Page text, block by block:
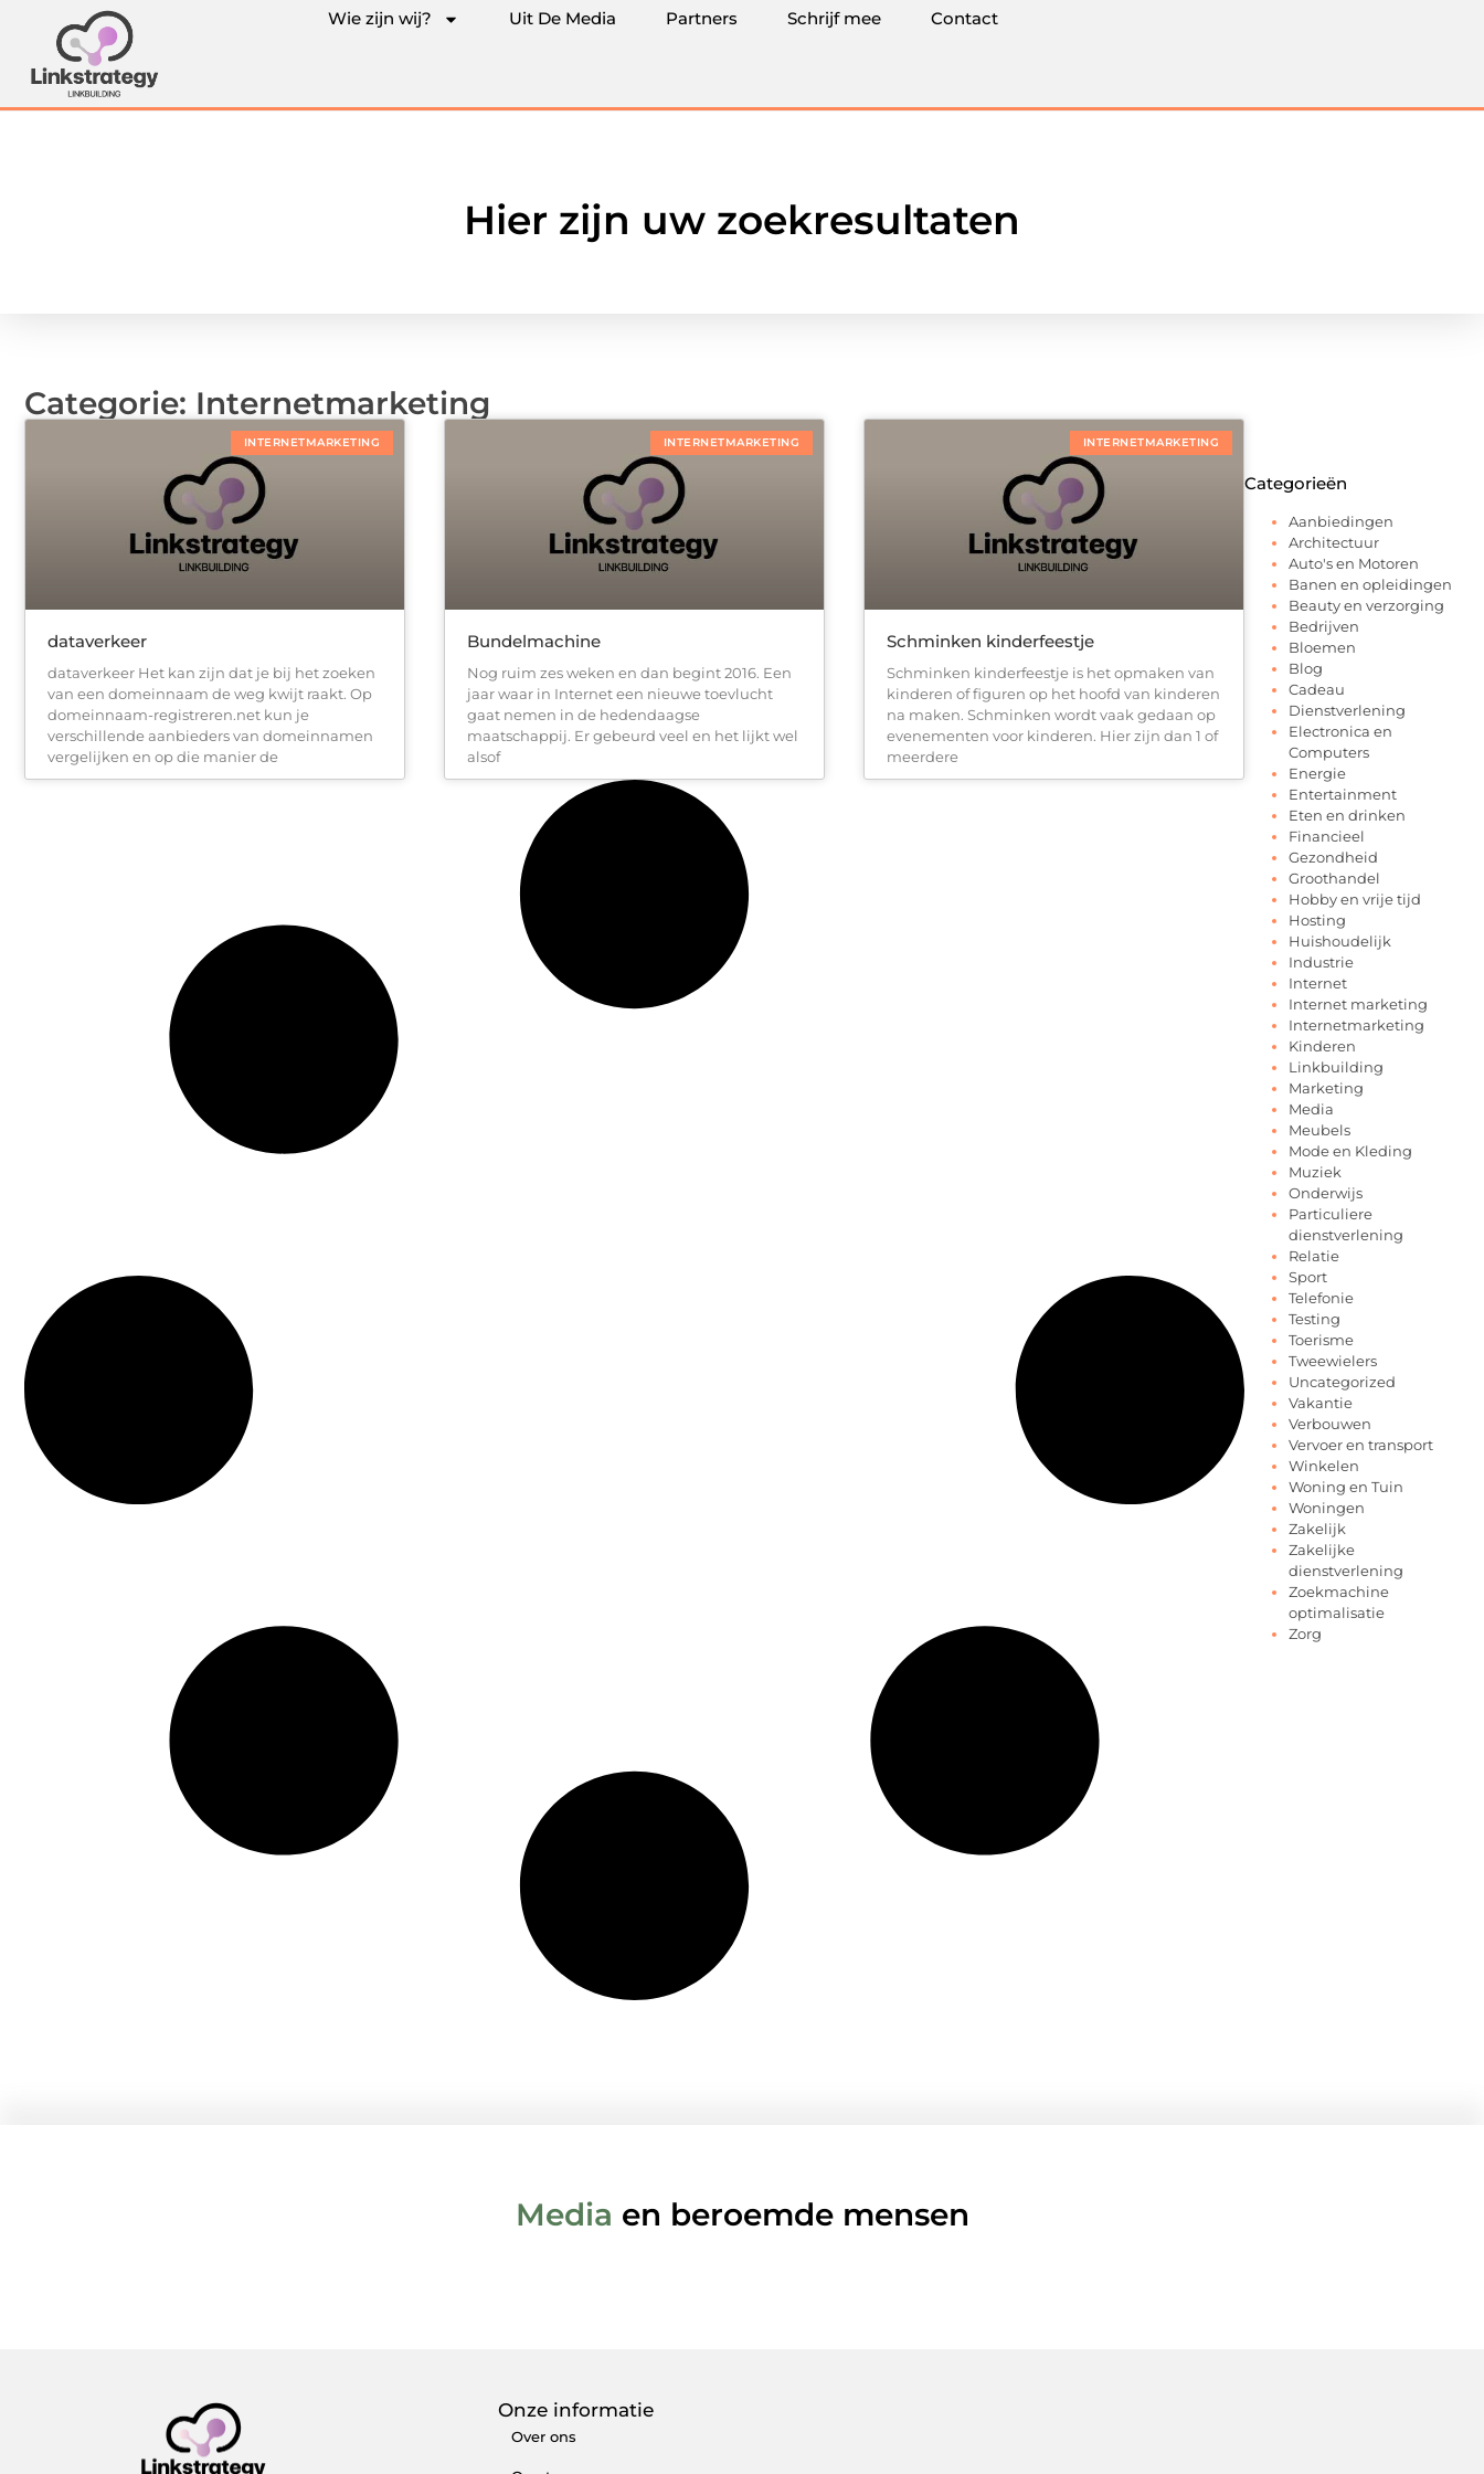
Wie zijn wij? Uit De Media Partners Schrijf mee Contact
Hier zijn uw zoekresultaten
Categorie: Internetmarketing
INTERNETMARKETING
dataverkeer
dataverkeer Het kan zijn dat je bij het zoeken
van een domeinnaam de weg kwijt raakt. Op
domeinnaam-registreren.net kun je
verschillende aanbieders van domeinnamen
vergelijken en op die manier de
INTERNETMARKETING
Bundelmachine
Nog ruim zes weken en dan begint 2016. Een
jaar waar in Internet een nieuwe toevlucht
gaat nemen in de hedendaagse
maatschappij. Er gebeurd veel en het lijkt wel
alsof
INTERNETMARKETING
Schminken kinderfeestje
Schminken kinderfeestje is het opmaken van
kinderen of figuren op het hoofd van kinderen
na maken. Schminken wordt vaak gedaan op
evenementen voor kinderen. Hier zijn dan 1 of
meerdere
Categorieën
Aanbiedingen
Architectuur
Auto's en Motoren
Banen en opleidingen
Beauty en verzorging
Bedrijven
Bloemen
Blog
Cadeau
Dienstverlening
Electronica en
Computers
Energie
Entertainment
Eten en drinken
Financieel
Gezondheid
Groothandel
Hobby en vrije tijd
Hosting
Huishoudelijk
Industrie
Internet
Internet marketing
Internetmarketing
Kinderen
Linkbuilding
Marketing
Media
Meubels
Mode en Kleding
Muziek
Onderwijs
Particuliere
dienstverlening
Relatie
Sport
Telefonie
Testing
Toerisme
Tweewielers
Uncategorized
Vakantie
Verbouwen
Vervoer en transport
Winkelen
Woning en Tuin
Woningen
Zakelijk
Zakelijke
dienstverlening
Zoekmachine
optimalisatie
Zorg
Media en beroemde mensen
Onze informatie
Over ons